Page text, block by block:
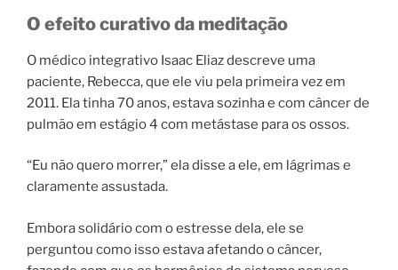
O efeito curativo da meditação
O médico integrativo Isaac Eliaz descreve uma
paciente, Rebecca, que ele viu pela primeira vez em
2011. Ela tinha 70 anos, estava sozinha e com câncer de
pulmão em estágio 4 com metástase para os ossos.
“Eu não quero morrer,” ela disse a ele, em lágrimas e
claramente assustada.
Embora solidário com o estresse dela, ele se
perguntou como isso estava afetando o câncer,